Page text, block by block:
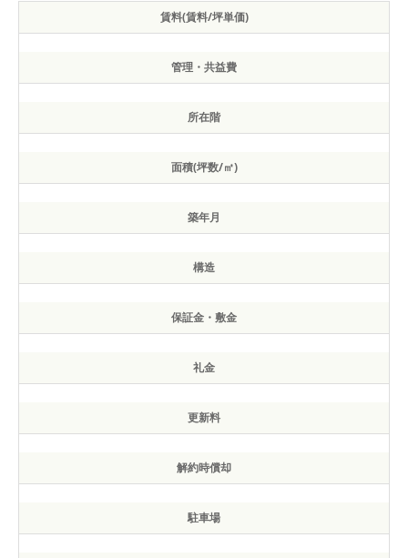
賃料(賃料/坪単価)
管理・共益費
所在階
面積(坪数/㎡)
築年月
構造
保証金・敷金
礼金
更新料
解約時償却
駐車場